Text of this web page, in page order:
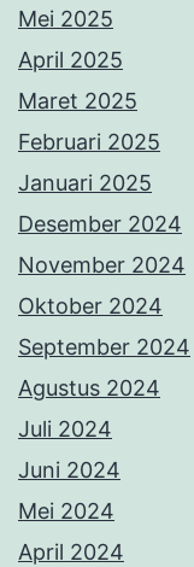
Mei 2025
April 2025
Maret 2025
Februari 2025
Januari 2025
Desember 2024
November 2024
Oktober 2024
September 2024
Agustus 2024
Juli 2024
Juni 2024
Mei 2024
April 2024